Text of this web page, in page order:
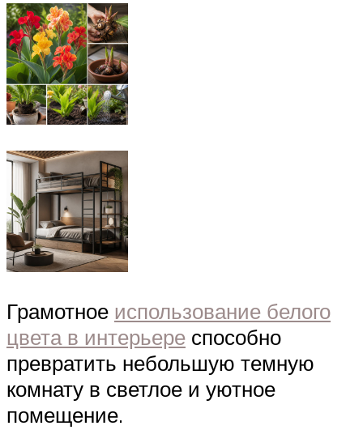
Грамотное использование белого
цвета в интерьере способно
превратить небольшую темную
комнату в светлое и уютное
помещение.